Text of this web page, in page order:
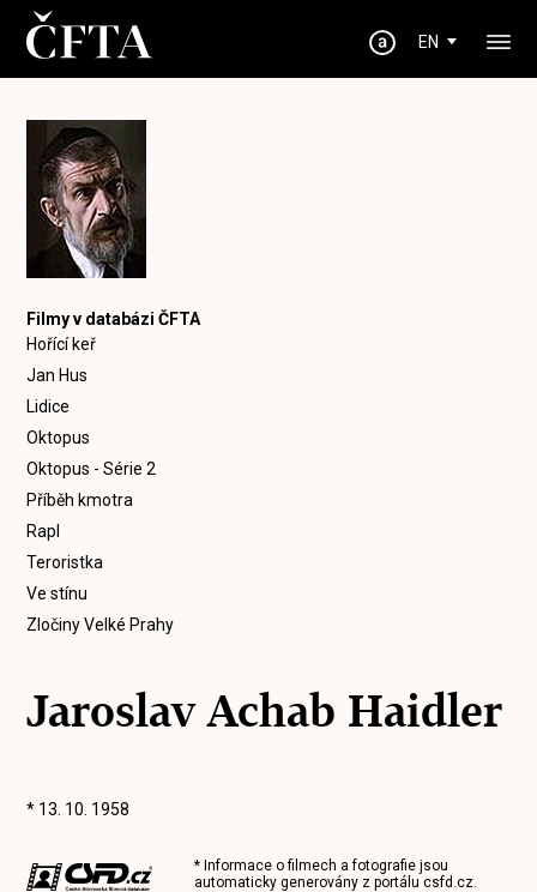
EN
Filmy v databázi ČFTA
Hořící keř
Jan Hus
Lidice
Oktopus
Oktopus - Série 2
Příběh kmotra
Rapl
Teroristka
Ve stínu
Zločiny Velké Prahy
Jaroslav Achab Haidler
* 13. 10. 1958
* Informace o filmech a fotografie jsou
automaticky generovány z portálucsfd.cz.